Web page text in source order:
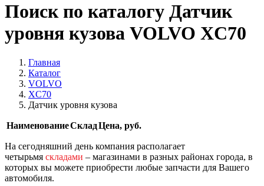
Поиск по каталогу Датчик
уровня кузова VOLVO XC70
Главная
Каталог
VOLVO
XC70
Датчик уровня кузова
НаименованиеСкладЦена, руб.
На сегодняшний день компания располагает
четырьмя складами – магазинами в разных районах города, в
которых вы можете приобрести любые запчасти для Вашего
автомобиля.